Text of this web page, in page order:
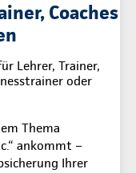
Coaches
Lehrer, Trainer,
oder
Thema
ankommt –
Ihrer